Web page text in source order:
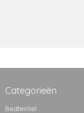
Categorieën
Bedtextiel